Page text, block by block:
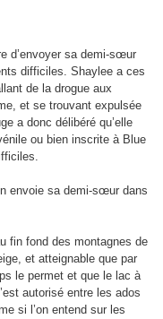
d’envoyer sa demi-sœur
difficiles. Shaylee a ces
de la drogue aux
et se trouvant expulsée
a donc délibéré qu’elle
ou bien inscrite à Blue
envoie sa demi-sœur dans
fin fond des montagnes de
et atteignable que par
le permet et que le lac à
autorisé entre les ados
si l’on entend sur les